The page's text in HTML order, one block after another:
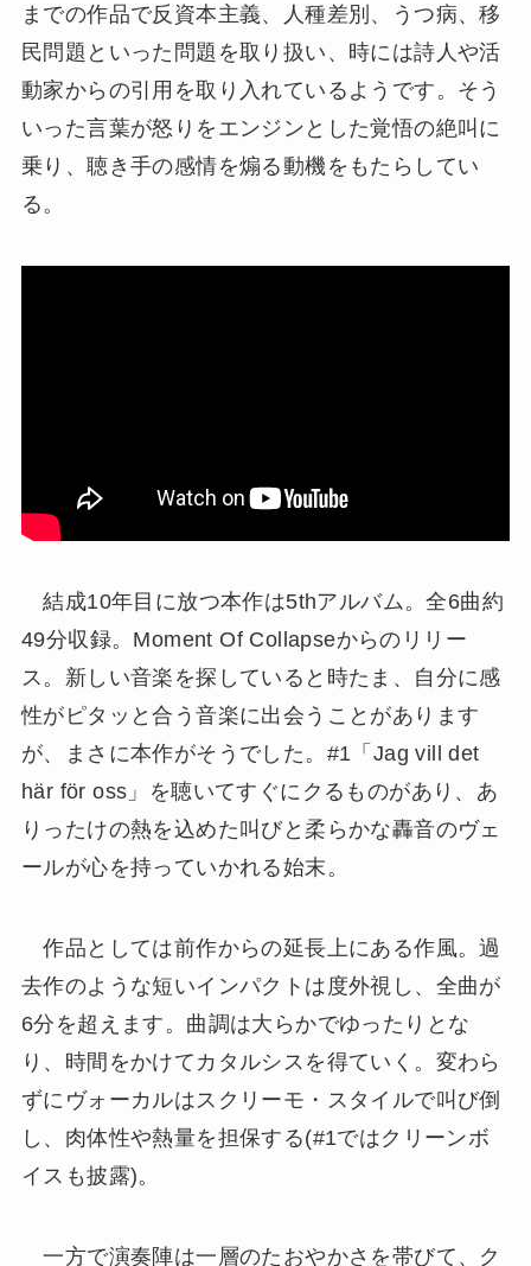
までの作品で反資本主義、人種差別、うつ病、移
民問題といった問題を取り扱い、時には詩人や活
動家からの引用を取り入れているようです。そう
いった言葉が怒りをエンジンとした覚悟の絶叫に
乗り、聴き手の感情を煽る動機をもたらしてい
る。
結成10年目に放つ本作は5thアルバム。全6曲約
49分収録。Moment Of Collapseからのリリー
ス。新しい音楽を探していると時たま、自分に感
性がピタッと合う音楽に出会うことがあります
が、まさに本作がそうでした。#1「Jag vill det
här för oss」を聴いてすぐにクるものがあり、あ
りったけの熱を込めた叫びと柔らかな轟音のヴェ
ールが心を持っていかれる始末。
作品としては前作からの延長上にある作風。過
去作のような短いインパクトは度外視し、全曲が
6分を超えます。曲調は大らかでゆったりとな
り、時間をかけてカタルシスを得ていく。変わら
ずにヴォーカルはスクリーモ・スタイルで叫び倒
し、肉体性や熱量を担保する(#1ではクリーンボ
イスも披露)。
一方で演奏陣は一層のたおやかさを帯びて、ク